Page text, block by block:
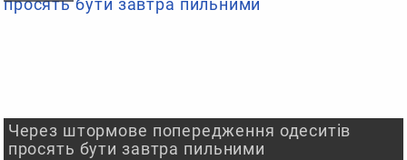
Через штормове попередження одеситів
просять бути завтра пильними